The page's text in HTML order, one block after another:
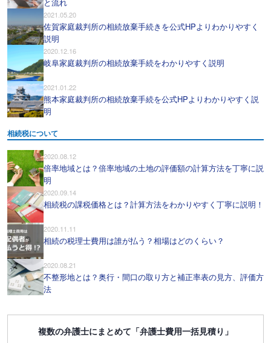
2021.05.20
佐賀家庭裁判所の相続放棄手続きを公式HPよりわかりやすく
説明
2020.12.16
岐阜家庭裁判所の相続放棄手続をわかりやすく説明
2021.01.22
熊本家庭裁判所の相続放棄手続を公式HPよりわかりやすく説
明
相続税について
2020.08.12
倍率地域とは？倍率地域の土地の評価額の計算方法を丁寧に説
明
2020.09.14
相続税の課税価格とは？計算方法をわかりやすく丁寧に説明！
2020.11.11
相続の税理士費用は誰が払う？相場はどのくらい？
2020.08.21
不整形地とは？奥行・間口の取り方と補正率表の見方、評価方
法
複数の弁護士にまとめて「弁護士費用一括見積り」